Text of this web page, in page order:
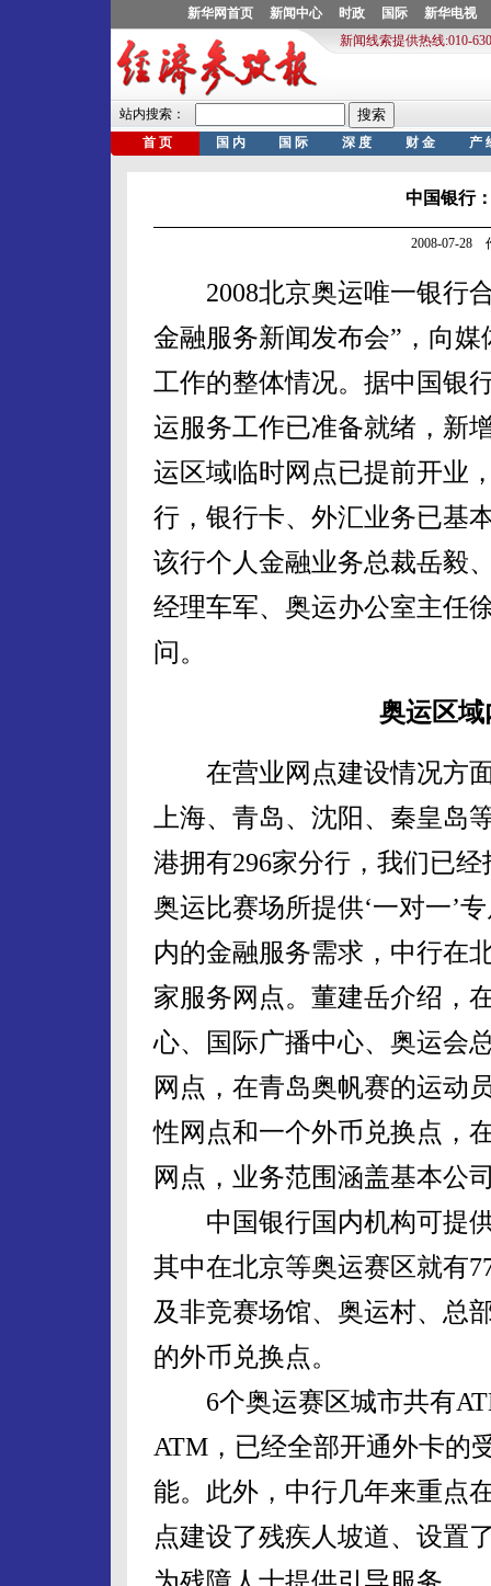
中国银行
2008-07-28
2008北京奥运唯一银行合
金融服务新闻发布会”，向
工作的整体情况。据中国银
运服务工作已准备就绪，新
运区域临时网点已提前开业
行，银行卡、外汇业务已基
该行个人金融业务总裁岳毅
经理车军、奥运办公室主任
问。
奥运区
在营业网点建设情况方面
上海、青岛、沈阳、秦皇岛
港拥有296家分行，我们已
奥运比赛场所提供‘一对一’
内的金融服务需求，中行在
家服务网点。董建岳介绍，
心、国际广播中心、奥运会
网点，在青岛奥帆赛的运动
性网点和一个外币兑换点，
网点，业务范围涵盖基本公
中国银行国内机构可提供
其中在北京等奥运赛区就有
及非竞赛场馆、奥运村、总
的外币兑换点。
6个奥运赛区城市共有
ATM，已经全部开通外卡的
能。此外，中行几年来重点
点建设了残疾人坡道、设置